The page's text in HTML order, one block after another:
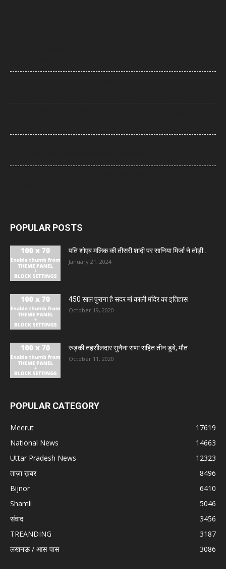
POPULAR POSTS
पति शोएब मलिक की तीसरी शादी पर सानिया मिर्जा ने तोड़ी...
January 21, 2024
450 साल पुराना है सदर मां काली मंदिर का इतिहास
October 19, 2020
रुड़की तहसीलदार सुनैना राणा सहित तीन डूबे, मौत
October 11, 2020
POPULAR CATEGORY
Meerut
17619
National News
14663
Uttar Pradesh News
12323
ताज़ा ख़बर
8496
Bijnor
6410
Shamli
5046
संवाद
3456
TREANDING
3187
लखनऊ / आस-पास
3086